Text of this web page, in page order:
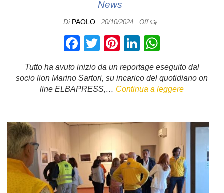
News
Di PAOLO 20/10/2024 Off
F
a
c
e
o
o
k
T
wi
tt
er
Pi
er
e
Li
k
e
n
at
s
p
p
Tutto ha avuto inizio da un reportage eseguito dal
socio lion Marino Sartori, su incarico del quotidiano on
line ELBAPRESS,… Continua a leggere